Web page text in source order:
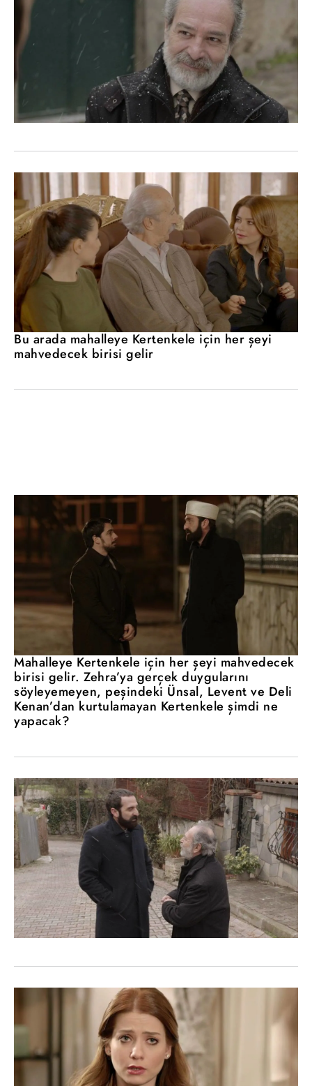
Bu arada mahalleye Kertenkele için her şeyi
mahvedecek birisi gelir
Mahalleye Kertenkele için her şeyi mahvedecek
birisi gelir. Zehra’ya gerçek duygularını
söyleyemeyen, peşindeki Ünsal, Levent ve Deli
Kenan’dan kurtulamayan Kertenkele şimdi ne
yapacak?